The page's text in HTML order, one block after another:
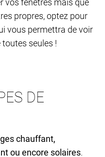
vos fenêtres mais que
propres, optez pour
vous permettra de voir
seules !
DE
chauffant,
ou encore solaires.